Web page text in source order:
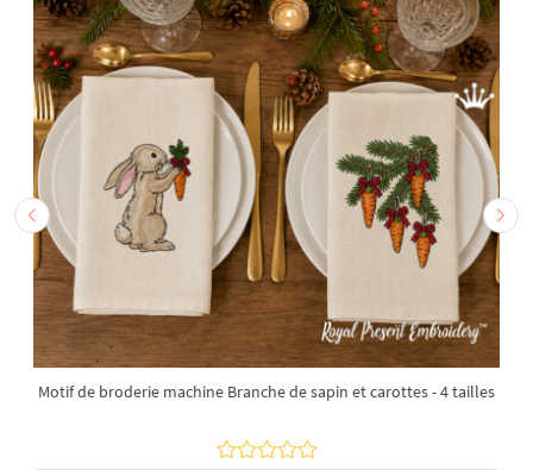
Motif de broderie machine Branche de sapin et carottes - 4 tailles